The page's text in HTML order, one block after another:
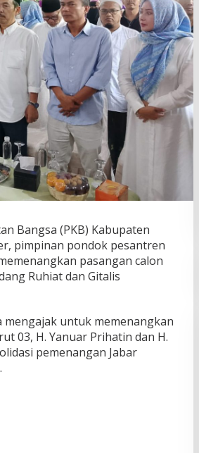
Bangsa (PKB) Kabupaten
pimpinan pondok pesantren
pasangan calon
Ruhiat dan Gitalis
mengajak untuk memenangkan
03, H. Yanuar Prihatin dan H.
pemenangan Jabar